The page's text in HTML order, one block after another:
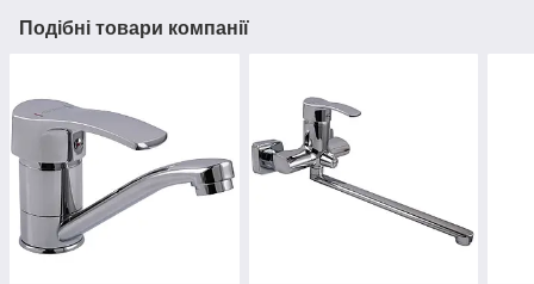
Подібні товари компанії